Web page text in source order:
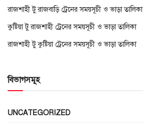
রাজশাহী টু রাজবাড়ি ট্রেনের সময়সূচী ও ভাড়া তালিকা
কুষ্টিয়া টু রাজশাহী ট্রেনের সময়সূচী ও ভাড়া তালিকা
রাজশাহী টু কুষ্টিয়া ট্রেনের সময়সূচী ও ভাড়া তালিকা
বিভাগসমূহ
UNCATEGORIZED